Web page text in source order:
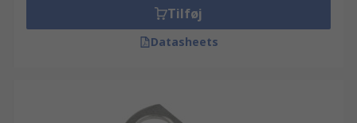
Tilføj
Datasheets